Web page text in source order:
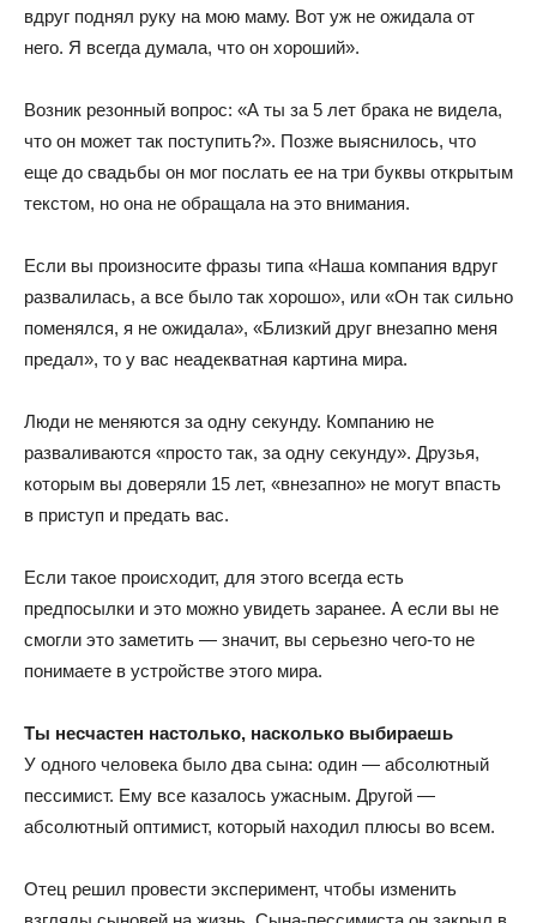
вдруг поднял руку на мою маму. Вот уж не ожидала от
него. Я всегда думала, что он хороший».
Возник резонный вопрос: «А ты за 5 лет брака не видела,
что он может так поступить?». Позже выяснилось, что
еще до свадьбы он мог послать ее на три буквы открытым
текстом, но она не обращала на это внимания.
Если вы произносите фразы типа «Наша компания вдруг
развалилась, а все было так хорошо», или «Он так сильно
поменялся, я не ожидала», «Близкий друг внезапно меня
предал», то у вас неадекватная картина мира.
Люди не меняются за одну секунду. Компанию не
разваливаются «просто так, за одну секунду». Друзья,
которым вы доверяли 15 лет, «внезапно» не могут впасть
в приступ и предать вас.
Если такое происходит, для этого всегда есть
предпосылки и это можно увидеть заранее. А если вы не
смогли это заметить — значит, вы серьезно чего-то не
понимаете в устройстве этого мира.
Ты несчастен настолько, насколько выбираешь
У одного человека было два сына: один — абсолютный
пессимист. Ему все казалось ужасным. Другой —
абсолютный оптимист, который находил плюсы во всем.
Отец решил провести эксперимент, чтобы изменить